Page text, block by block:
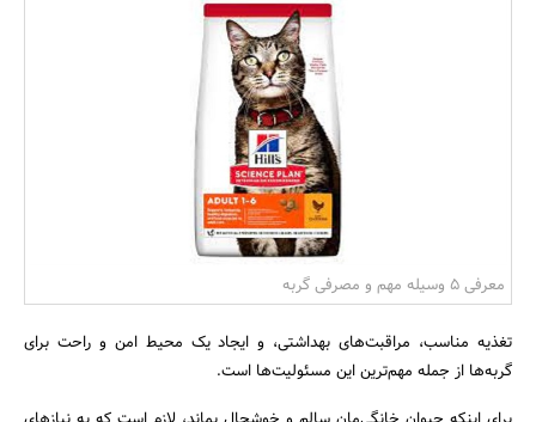
معرفی 5 وسیله مهم و مصرفی گربه
تغذیه مناسب، مراقبت‌های بهداشتی، و ایجاد یک محیط امن و راحت برای
گربه‌ها از جمله مهم‌ترین این مسئولیت‌ها است.